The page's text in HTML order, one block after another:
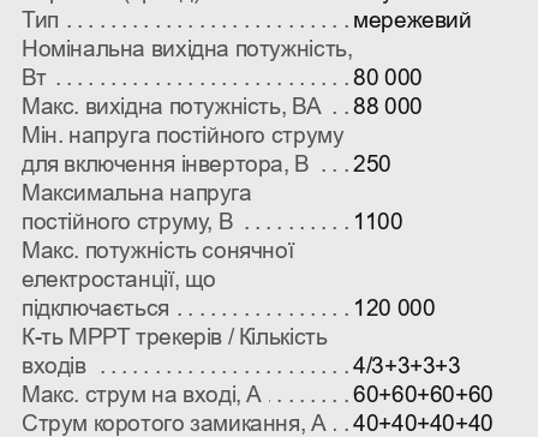
Тип
мережевий
Номінальна вихідна потужність,
Вт
80 000
Макс. вихідна потужність, ВА
88 000
Мін. напруга постійного струму
для включення інвертора, В
250
Максимальна напруга
постійного струму, В
1100
Макс. потужність сонячної
електростанції, що
підключається
120 000
К-ть МРРТ трекерів / Кількість
входів
4/3+3+3+3
Макс. струм на вході, А
60+60+60+60
Струм коротого замикання, А
40+40+40+40